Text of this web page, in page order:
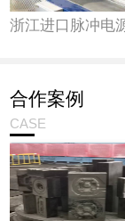
合作案例
CASE